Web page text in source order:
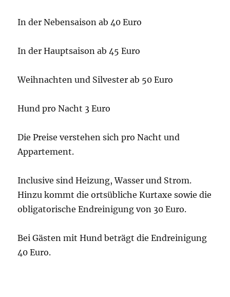
In der Nebensaison ab 40 Euro
In der Hauptsaison ab 45 Euro
Weihnachten und Silvester ab 50 Euro
Hund pro Nacht 3 Euro
Die Preise verstehen sich pro Nacht und
Appartement.
Inclusive sind Heizung, Wasser und Strom.
Hinzu kommt die ortsübliche Kurtaxe sowie die
obligatorische Endreinigung von 30 Euro.
Bei Gästen mit Hund beträgt die Endreinigung
40 Euro.